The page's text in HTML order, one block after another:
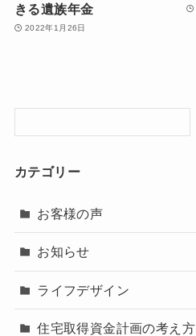
きる遺族年金
2022年1月26日
カテゴリー
お客様の声
お知らせ
ライフデザイン
住宅取得資金計画の考え方